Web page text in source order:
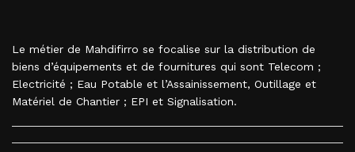
Le métier de Mahdifirro se focalise sur la distribution de
biens d’équipements et de fournitures qui sont Telecom ;
Electricité ; Eau Potable et l’Assainissement, Outillage et
Matériel de Chantier ; EPI et Signalisation.